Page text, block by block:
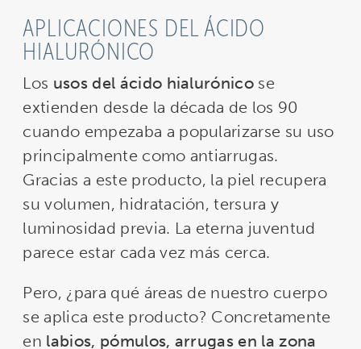
APLICACIONES DEL ÁCIDO
HIALURÓNICO
Los usos del ácido hialurónico se
extienden desde la década de los 90
cuando empezaba a popularizarse su uso
principalmente como antiarrugas.
Gracias a este producto, la piel recupera
su volumen, hidratación, tersura y
luminosidad previa. La eterna juventud
parece estar cada vez más cerca.
Pero, ¿para qué áreas de nuestro cuerpo
se aplica este producto? Concretamente
en labios, pómulos, arrugas en la zona